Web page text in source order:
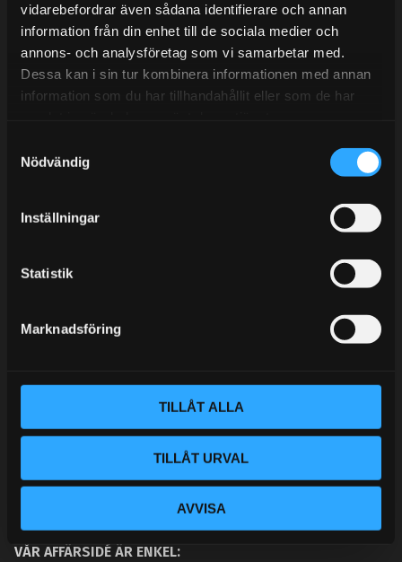
vidarebefordrar även sådana identifierare och annan
information från din enhet till de sociala medier och
annons- och analysföretag som vi samarbetar med.
Dessa kan i sin tur kombinera informationen med annan
information som du har tillhandahållit eller som de har
Nödvändig
Inställningar
Statistik
Marknadsföring
TILLÅT ALLA
TILLÅT URVAL
AVVISA
Tel:031- 51 66 60
E-post: info@streetperformance.se
KUNSKAPSCENTER
KUNDTJÄNST
VÅR AFFÄRSIDÉ ÄR ENKEL: